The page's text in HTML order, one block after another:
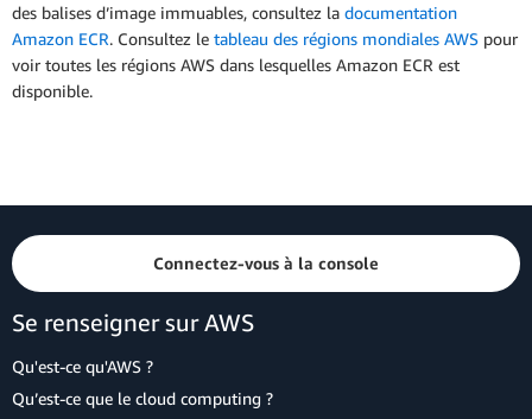
des balises d’image immuables, consultez la documentation
Amazon ECR. Consultez le tableau des régions mondiales AWS pour
voir toutes les régions AWS dans lesquelles Amazon ECR est
disponible.
Connectez-vous à la console
Se renseigner sur AWS
Qu'est-ce qu'AWS ?
Qu’est-ce que le cloud computing ?